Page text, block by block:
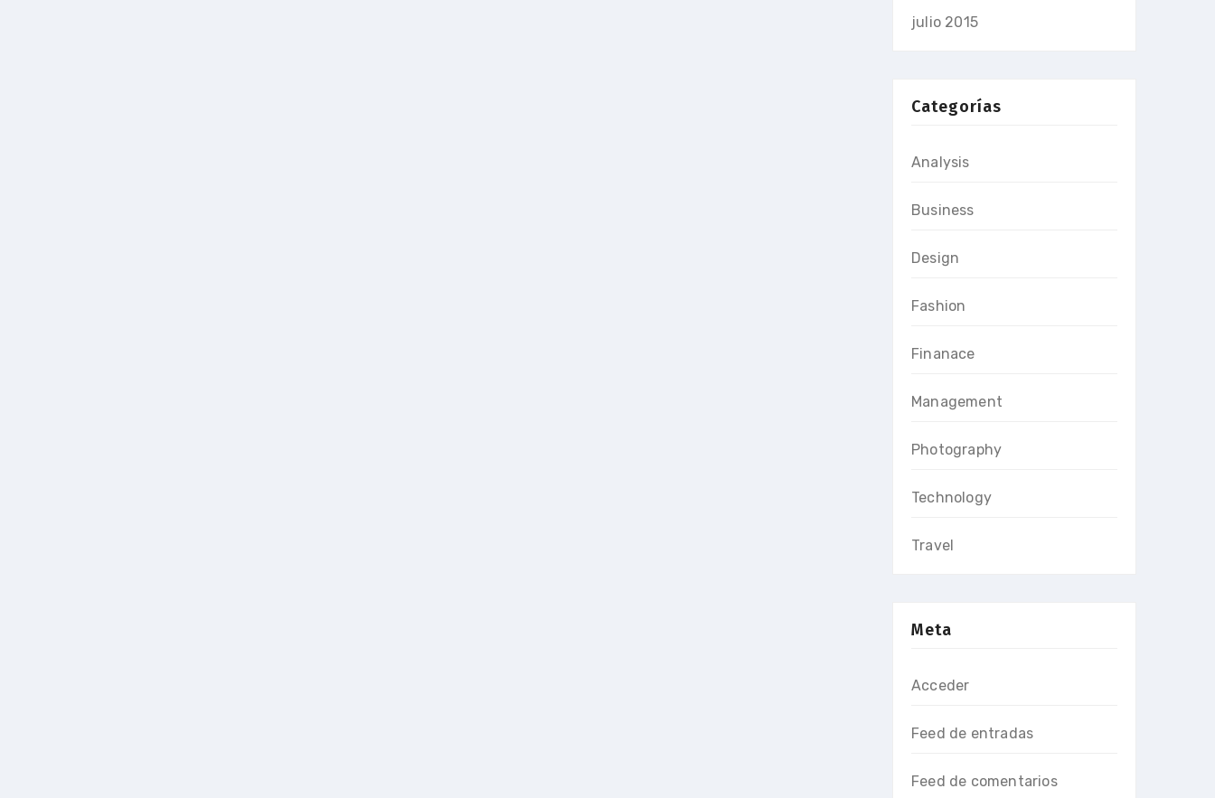
julio 2015
Categorías
Analysis
Business
Design
Fashion
Finanace
Management
Photography
Technology
Travel
Meta
Acceder
Feed de entradas
Feed de comentarios